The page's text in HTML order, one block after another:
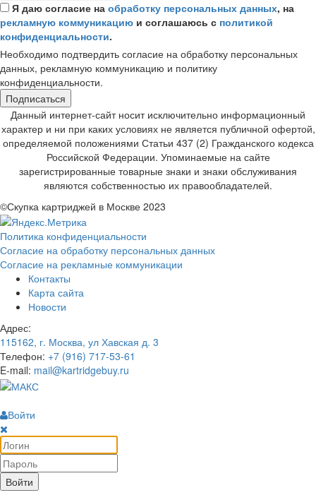
Я даю согласие на обработку персональных данных, на
рекламную коммуникацию и соглашаюсь с политикой
конфиденциальности.
Необходимо подтвердить согласие на обработку персональных
данных, рекламную коммуникацию и политику
конфиденциальности.
Подписаться
Данный интернет-сайт носит исключительно информационный
характер и ни при каких условиях не является публичной офертой,
определяемой положениями Статьи 437 (2) Гражданского кодекса
Российской Федерации. Упоминаемые на сайте
зарегистрированные товарные знаки и знаки обслуживания
являются собственностью их правообладателей.
©Скупка картриджей в Москве 2023
Политика конфиденциальности
Согласие на обработку персональных данных
Согласие на рекламные коммуникации
Контакты
Карта сайта
Новости
Адрес:
115162, г. Москва, ул Хавская д. 3
Телефон: +7 (916) 717-53-61
E-mail: mail@kartridgebuy.ru
Войти
Войти